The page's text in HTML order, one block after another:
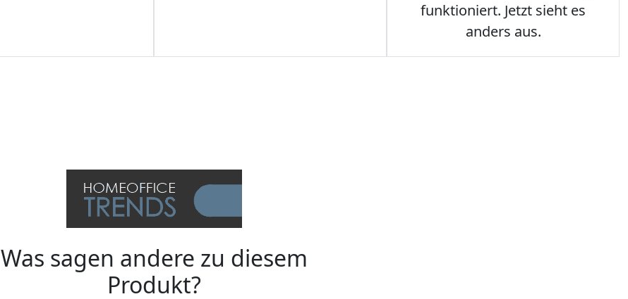
funktioniert. Jetzt sieht es
anders aus.
Was sagen andere zu diesem
Produkt?